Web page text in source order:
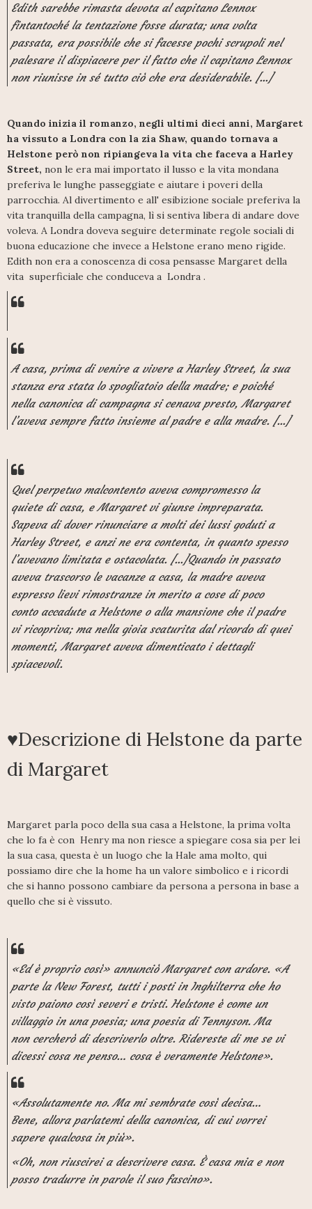
Edith sarebbe rimasta devota al capitano Lennox
fintantoché la tentazione fosse durata; una volta
passata, era possibile che si facesse pochi scrupoli nel
palesare il dispiacere per il fatto che il capitano Lennox
non riunisse in sé tutto ciò che era desiderabile. [...]
Quando inizia il romanzo, negli ultimi dieci anni, Margaret
ha vissuto a Londra con la zia Shaw, quando tornava a
Helstone però non ripiangeva la vita che faceva a Harley
Street, non le era mai importato il lusso e la vita mondana
preferiva le lunghe passeggiate e aiutare i poveri della
parrocchia. Al divertimento e all' esibizione sociale preferiva la
vita tranquilla della campagna, lì si sentiva libera di andare dove
voleva. A Londra doveva seguire determinate regole sociali di
buona educazione che invece a Helstone erano meno rigide.
Edith non era a conoscenza di cosa pensasse Margaret della
vita superficiale che conduceva a Londra .
A casa, prima di venire a vivere a Harley Street, la sua
stanza era stata lo spogliatoio della madre; e poiché
nella canonica di campagna si cenava presto, Margaret
l’aveva sempre fatto insieme al padre e alla madre. [...]
Quel perpetuo malcontento aveva compromesso la
quiete di casa, e Margaret vi giunse impreparata.
Sapeva di dover rinunciare a molti dei lussi goduti a
Harley Street, e anzi ne era contenta, in quanto spesso
l’avevano limitata e ostacolata. [...]Quando in passato
aveva trascorso le vacanze a casa, la madre aveva
espresso lievi rimostranze in merito a cose di poco
conto accadute a Helstone o alla mansione che il padre
vi ricopriva; ma nella gioia scaturita dal ricordo di quei
momenti, Margaret aveva dimenticato i dettagli
spiacevoli.
♥Descrizione di Helstone da parte
di Margaret
Margaret parla poco della sua casa a Helstone, la prima volta
che lo fa è con Henry ma non riesce a spiegare cosa sia per lei
la sua casa, questa è un luogo che la Hale ama molto, qui
possiamo dire che la home ha un valore simbolico e i ricordi
che si hanno possono cambiare da persona a persona in base a
quello che si è vissuto.
«Ed è proprio così» annunciò Margaret con ardore. «A
parte la New Forest, tutti i posti in Inghilterra che ho
visto paiono così severi e tristi. Helstone è come un
villaggio in una poesia; una poesia di Tennyson. Ma
non cercherò di descriverlo oltre. Ridereste di me se vi
dicessi cosa ne penso… cosa è veramente Helstone».
«Assolutamente no. Ma mi sembrate così decisa…
Bene, allora parlatemi della canonica, di cui vorrei
sapere qualcosa in più».
«Oh, non riuscirei a descrivere casa. È casa mia e non
posso tradurre in parole il suo fascino».